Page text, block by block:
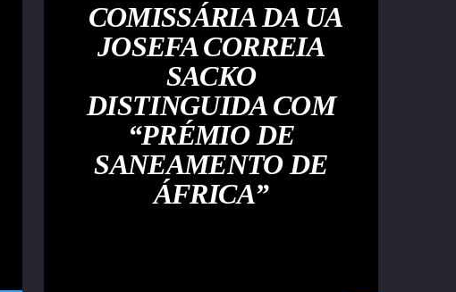
COMISSÁRIA DA UA
JOSEFA CORREIA
SACKO
DISTINGUIDA COM
“PRÉMIO DE
SANEAMENTO DE
ÁFRICA”